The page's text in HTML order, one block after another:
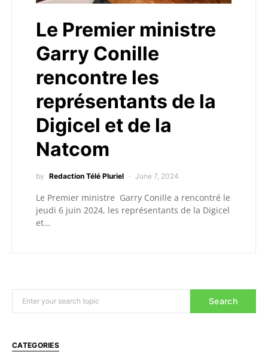
Le Premier ministre
Garry Conille
rencontre les
représentants de la
Digicel et de la
Natcom
by Redaction Télé Pluriel June 7, 2024
Le Premier ministre Garry Conille a rencontré le
jeudi 6 juin 2024, les représentants de la Digicel
et…
Search
CATEGORIES